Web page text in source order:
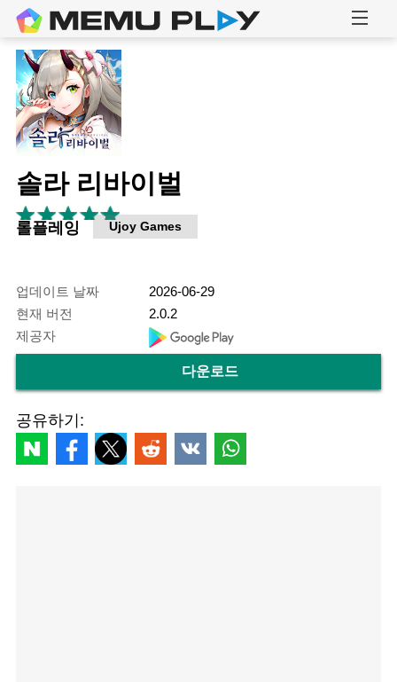
솔라 리바이벌
롤플레잉 Ujoy Games
업데이트 날짜
2026-06-29
현재 버전
2.0.2
제공자
다운로드
공유하기: